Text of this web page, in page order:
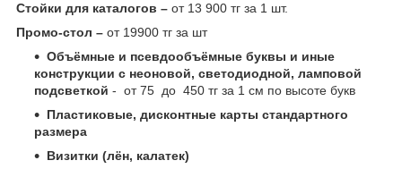
Стойки для каталогов – от 13 900 тг за 1 шт.
Промо-стол – от 19900 тг за шт
Объёмные и псевдообъёмные буквы и иные
конструкции с неоновой, светодиодной, ламповой
подсветкой - от 75 до 450 тг за 1 см по высоте букв
Пластиковые, дисконтные карты стандартного
размера
Визитки (лён, калатек)